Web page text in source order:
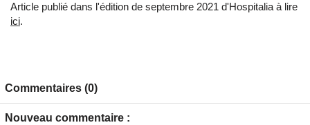
Article publié dans l'édition de septembre 2021 d'Hospitalia à lire
ici.
Commentaires (0)
Nouveau commentaire :